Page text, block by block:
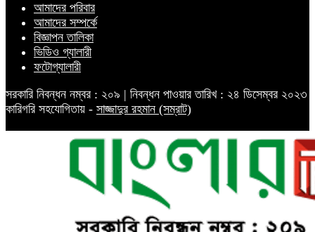
আমাদের পরিবার
আমাদের সম্পর্কে
বিজ্ঞাপন তালিকা
ভিডিও গ্যালারী
ফটোগ্যালারী
সরকারি নিবন্ধন নম্বর : ২০৯ | নিবন্ধন পাওয়ার তারিখ : ২৪ ডিসেম্বর ২০২৩
কারিগরি সহযোগিতায় - সাজ্জাদুর রহমান (সম্রাট)